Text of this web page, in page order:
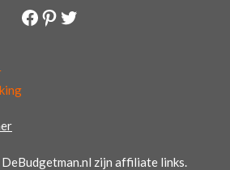
Facebook Pinterest Twitter
DeBudgetman.nl zijn affiliate links.